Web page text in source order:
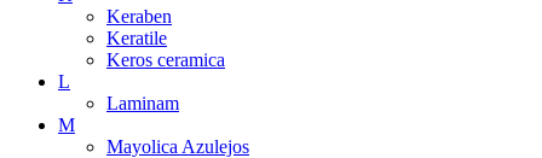
Keraben
Keratile
Keros ceramica
L
Laminam
M
Mayolica Azulejos